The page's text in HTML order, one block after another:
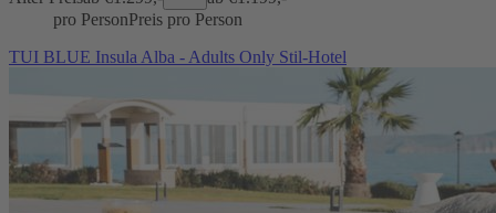
pro PersonPreis pro Person
TUI BLUE Insula Alba - Adults Only Stil-Hotel